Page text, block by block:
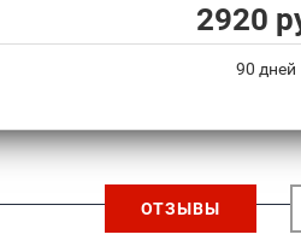
2920
90 дней
ОТЗЫВЫ